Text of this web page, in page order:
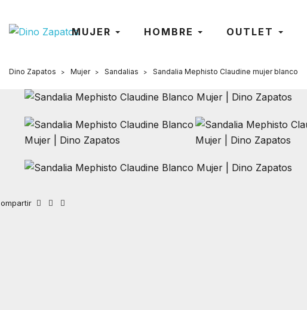
MUJER HOMBRE OUTLET
Dino Zapatos Mujer Sandalias Sandalia Mephisto Claudine mujer blanco